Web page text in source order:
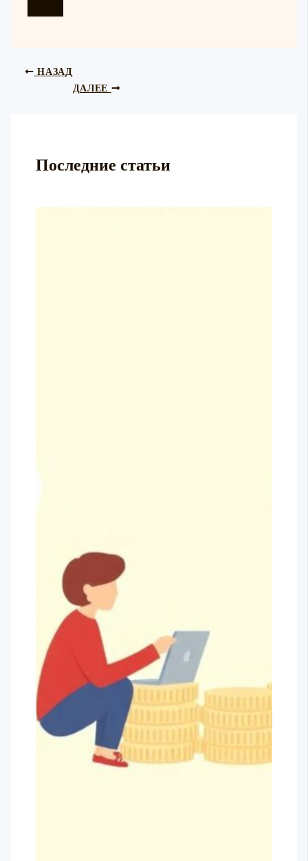
НАЗАД
ДАЛЕЕ
Последние статьи